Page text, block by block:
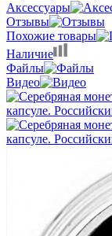
Аксессуары
Отзывы
Похожие товары
Наличие
Файлы
Видео